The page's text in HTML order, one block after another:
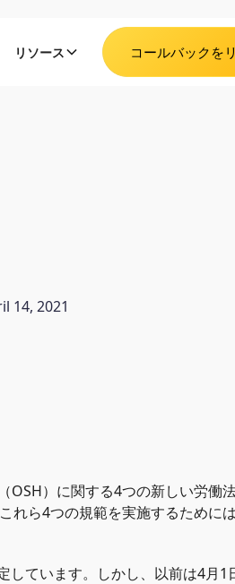
リソース コールバックを
14, 2021
）に関する4つの新しい労働
れら4つの規範を実施するために
ています。しかし、以前は4月1